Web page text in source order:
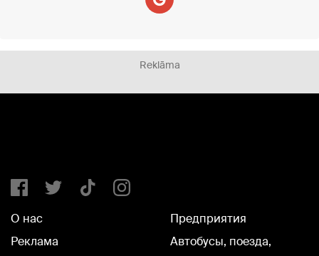
Reklāma
О нас
Реклама
Предприятия
Автобусы, поезда,